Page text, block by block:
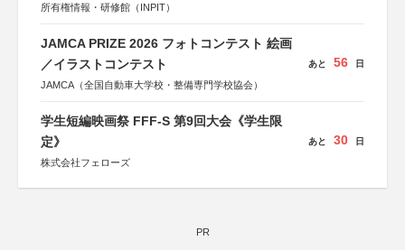
所有権情報・研修館（INPIT）
JAMCA PRIZE 2026 フォトコンテスト 絵画
／イラストコンテスト
JAMCA（全国自動車大学校・整備専門学校協会）
あと 56 日
学生短編映画祭 FFF-S 第9回大会《学生限
定》
株式会社フェローズ
あと 30 日
PR